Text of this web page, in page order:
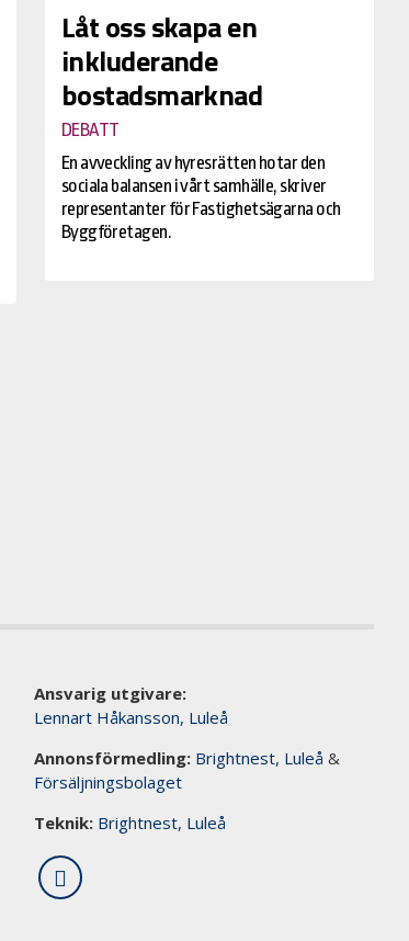
Låt oss skapa en
inkluderande
bostadsmarknad
DEBATT
En avveckling av hyresrätten hotar den
sociala balansen i vårt samhälle, skriver
representanter för Fastighetsägarna och
Byggföretagen.
Ansvarig utgivare:
Lennart Håkansson, Luleå
Annonsförmedling: Brightnest, Luleå &
Försäljningsbolaget
Teknik: Brightnest, Luleå